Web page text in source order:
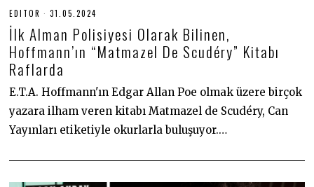
EDITOR 31.05.2024
.
0
5
0
2
4
İlk Alman Polisiyesi Olarak Bilinen,
Hoffmann’ın “Matmazel De Scudéry” Kitabı
Raflarda
E.T.A. Hoffmann'ın Edgar Allan Poe olmak üzere birçok
yazara ilham veren kitabı Matmazel de Scudéry, Can
Yayınları etiketiyle okurlarla buluşuyor.…